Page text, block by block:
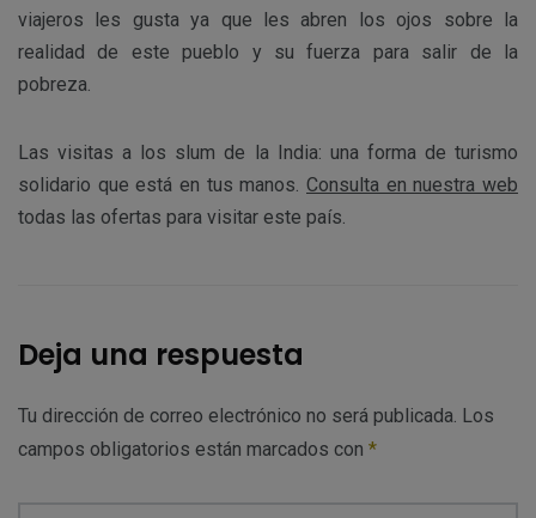
viajeros les gusta ya que les abren los ojos sobre la
realidad de este pueblo y su fuerza para salir de la
pobreza.
Las visitas a los slum de la India: una forma de turismo
solidario que está en tus manos. Consulta en nuestra web
todas las ofertas para visitar este país.
Deja una respuesta
Tu dirección de correo electrónico no será publicada. Los
campos obligatorios están marcados con *